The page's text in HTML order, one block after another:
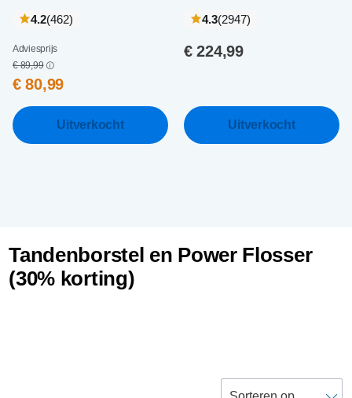
4.2(462recensies
)
Adviesprijs
€ 89,99
€ 80,99
Uitverkocht
4.3(2947recensies
)
€ 224,99
Uitverkocht
Tandenborstel en Power Flosser
(30% korting)